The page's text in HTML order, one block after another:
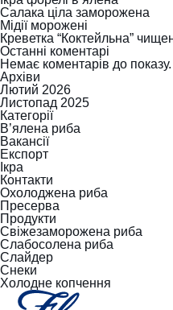
Салака ціла заморожена
Мідії морожені
Креветка “Коктейльна”
Останні коментарі
Немає коментарів до показу.
Архіви
Лютий 2026
Листопад 2025
Категорії
В’ялена риба
Вакансії
Експорт
Ікра
Контакти
Охолоджена риба
Пресерва
Продукти
Свіжезаморожена риба
Слабосолена риба
Слайдер
Снеки
Холодне копчення